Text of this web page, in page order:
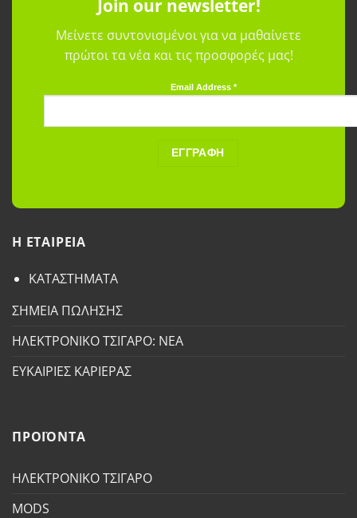
Join our newsletter!
Μείνετε συντονισμένοι για να μαθαίνετε
πρώτοι τα νέα και τις προσφορές μας!
Email Address *
H ETAΙΡΕΙΑ
ΚΑΤΑΣΤΗΜΑΤΑ
ΣΗΜΕΙΑ ΠΩΛΗΣΗΣ
ΗΛΕΚΤΡΟΝΙΚΟ ΤΣΙΓΑΡΟ: ΝΕΑ
ΕΥΚΑΙΡΙΕΣ ΚΑΡΙΕΡΑΣ
ΠΡΟΪΟΝΤΑ
ΗΛΕΚΤΡΟΝΙΚΟ ΤΣΙΓΑΡΟ
MODS